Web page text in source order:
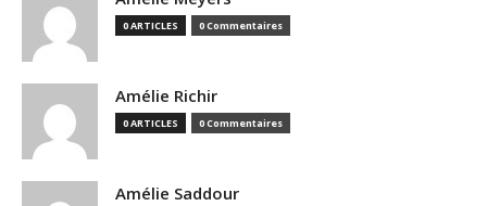
0 ARTICLES 0 Commentaires
Amélie Richir
0 ARTICLES 0 Commentaires
Amélie Saddour